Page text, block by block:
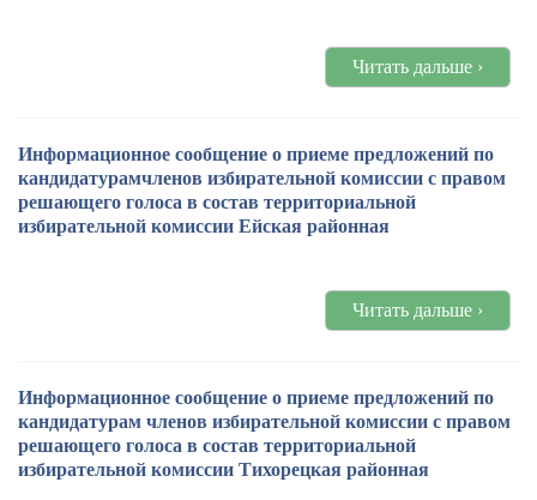
Читать дальше ›
Информационное сообщение о приеме предложений по
кандидатурамчленов избирательной комиссии с правом
решающего голоса в состав территориальной
избирательной комиссии Ейская районная
Читать дальше ›
Информационное сообщение о приеме предложений по
кандидатурам членов избирательной комиссии с правом
решающего голоса в состав территориальной
избирательной комиссии Тихорецкая районная